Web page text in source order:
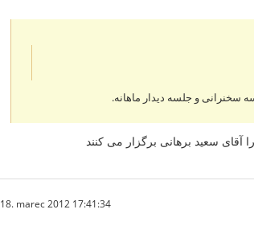
سخنرانی و جلسه دیدار ماهانه.
سعید برهانی برگزار می کنند
18. marec 2012 17:41:34